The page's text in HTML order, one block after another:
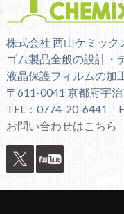
株式会社 西山ケミック
ゴム製品全般の設計・
液晶保護フィルムの加
〒611-0041 京都府宇
TEL：0774-20-6441
お問い合わせはこちら